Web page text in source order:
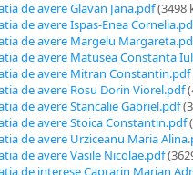
de avere Glavan Jana.pdf(3498
de avere Ispas-Enea
de avere Margelu
de avere Matusea Constanta
de avere Mitran Constantin.pdf
de avere Rosu Dorin Viorel.pdf
de avere Stancalie Gabriel.pdf
de avere Stoica Constantin.pdf
de avere Urziceanu Maria
de avere Vasile Nicolae.pdf
de interese Caprarin Marian